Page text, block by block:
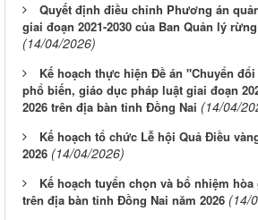
Quyết định điều chỉnh Phương án
giai đoạn 2021-2030 của Ban Quản lý
(14/04/2026)
Kế hoạch thực hiện Đề án "Chuyển
phổ biến, giáo dục pháp luật giai đoạn
2026 trên địa bàn tỉnh Đồng Nai (14/04/
Kế hoạch tổ chức Lễ hội Quả Điều
2026 (14/04/2026)
Kế hoạch tuyển chọn và bổ nhiệm
trên địa bàn tỉnh Đồng Nai năm 2026 (14/